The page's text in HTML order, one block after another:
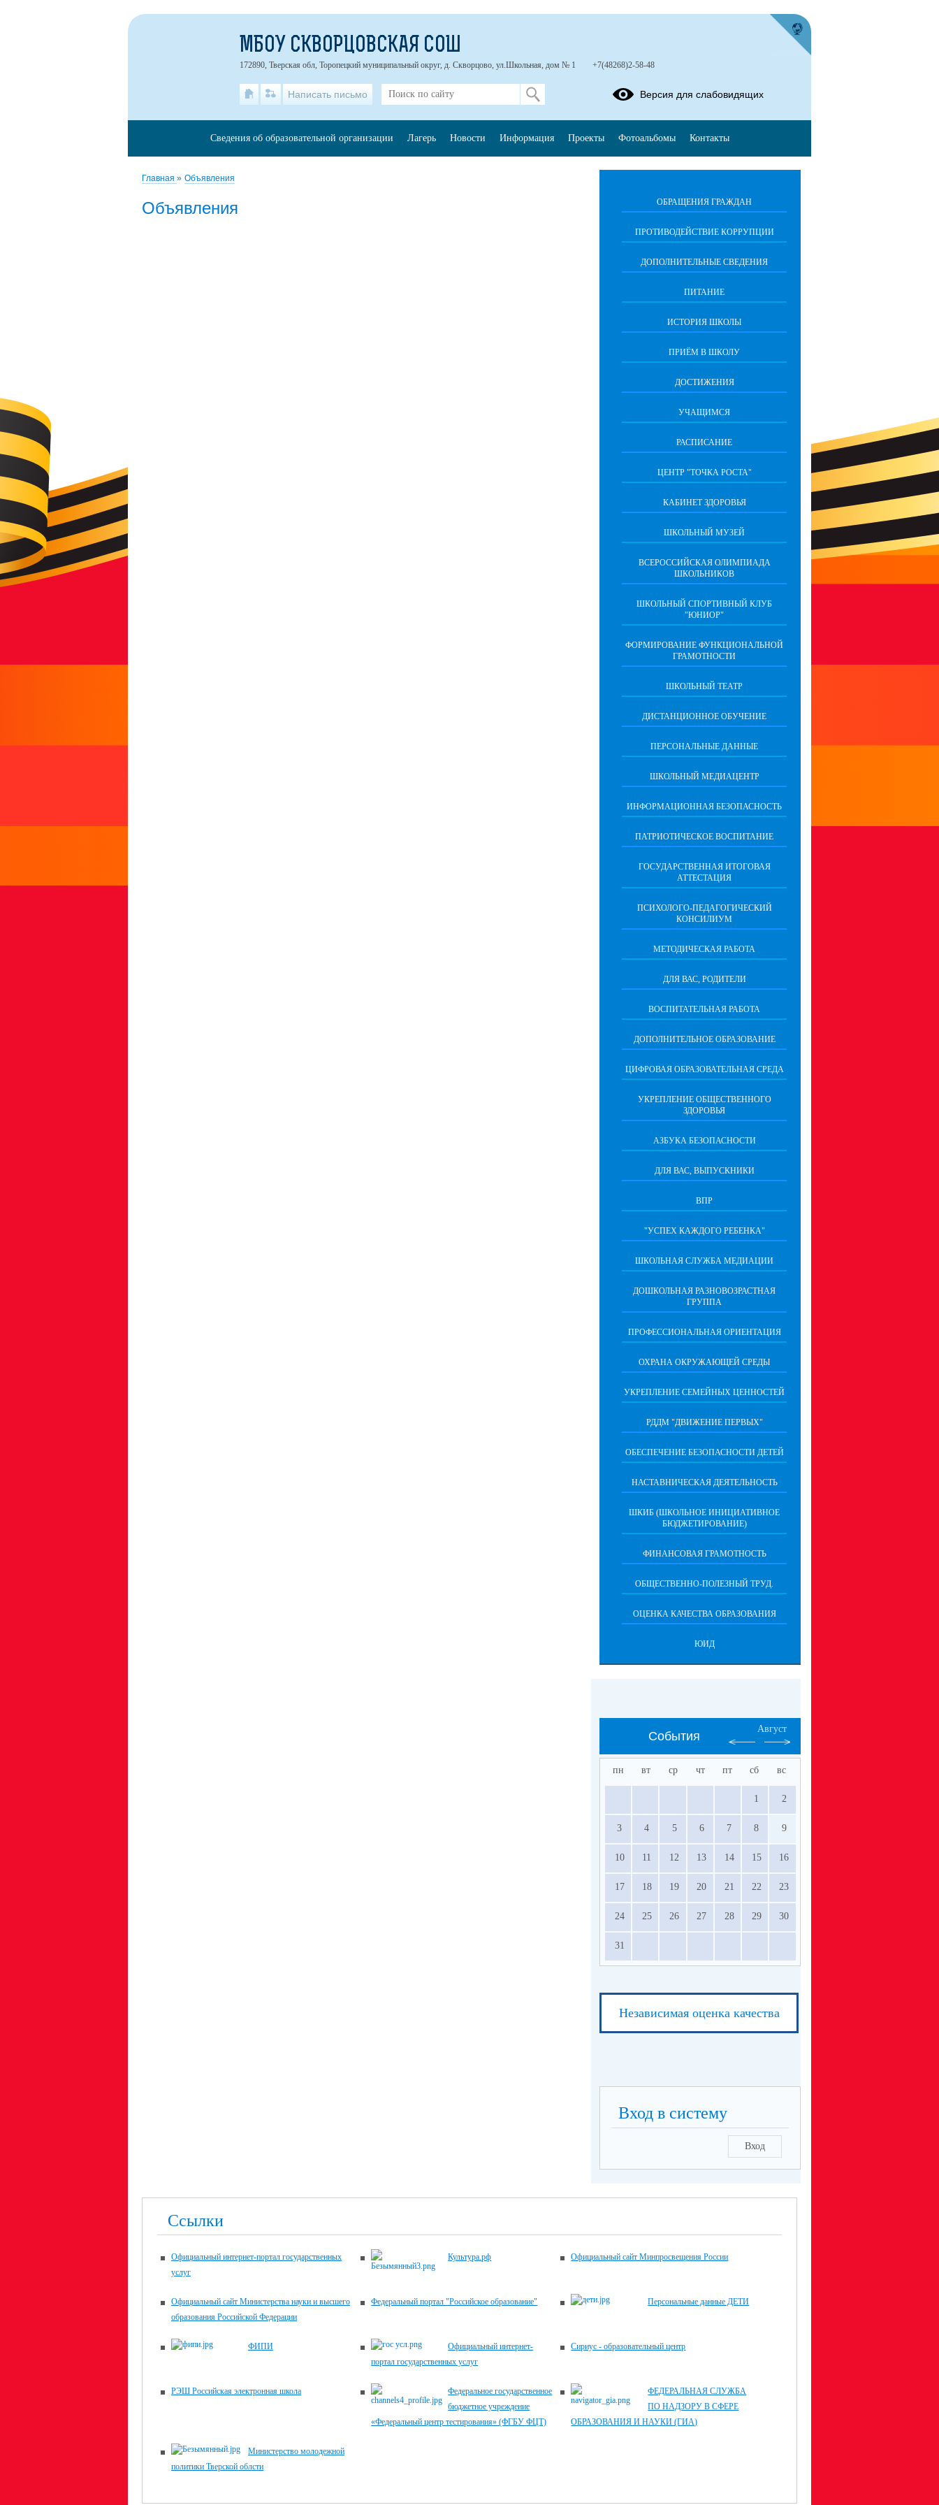
Главная » Объявления
Объявления ОБРАЩЕНИЯ ГРАЖДАН
ПРОТИВОДЕЙСТВИЕ КОРРУПЦИИ
ДОПОЛНИТЕЛЬНЫЕ СВЕДЕНИЯ
ПИТАНИЕ
ИСТОРИЯ ШКОЛЫ
ПРИЁМ В ШКОЛУ
ДОСТИЖЕНИЯ
УЧАЩИМСЯ
РАСПИСАНИЕ
ЦЕНТР "ТОЧКА РОСТА"
КАБИНЕТ ЗДОРОВЬЯ
ШКОЛЬНЫЙ МУЗЕЙ
ВСЕРОССИЙСКАЯ ОЛИМПИАДА
ШКОЛЬНИКОВ
ШКОЛЬНЫЙ СПОРТИВНЫЙ КЛУБ
"ЮНИОР"
ФОРМИРОВАНИЕ ФУНКЦИОНАЛЬНОЙ
ГРАМОТНОСТИ
ШКОЛЬНЫЙ ТЕАТР
ДИСТАНЦИОННОЕ ОБУЧЕНИЕ
ПЕРСОНАЛЬНЫЕ ДАННЫЕ
ШКОЛЬНЫЙ МЕДИАЦЕНТР
ИНФОРМАЦИОННАЯ БЕЗОПАСНОСТЬ
ПАТРИОТИЧЕСКОЕ ВОСПИТАНИЕ
ГОСУДАРСТВЕННАЯ ИТОГОВАЯ
АТТЕСТАЦИЯ
ПСИХОЛОГО-ПЕДАГОГИЧЕСКИЙ
КОНСИЛИУМ
МЕТОДИЧЕСКАЯ РАБОТА
ДЛЯ ВАС, РОДИТЕЛИ
ВОСПИТАТЕЛЬНАЯ РАБОТА
ДОПОЛНИТЕЛЬНОЕ ОБРАЗОВАНИЕ
ЦИФРОВАЯ ОБРАЗОВАТЕЛЬНАЯ СРЕДА
УКРЕПЛЕНИЕ ОБЩЕСТВЕННОГО
ЗДОРОВЬЯ
АЗБУКА БЕЗОПАСНОСТИ
ДЛЯ ВАС, ВЫПУСКНИКИ
ВПР
"УСПЕХ КАЖДОГО РЕБЕНКА"
ШКОЛЬНАЯ СЛУЖБА МЕДИАЦИИ
ДОШКОЛЬНАЯ РАЗНОВОЗРАСТНАЯ
ГРУППА
ПРОФЕССИОНАЛЬНАЯ ОРИЕНТАЦИЯ
ОХРАНА ОКРУЖАЮЩЕЙ СРЕДЫ
УКРЕПЛЕНИЕ СЕМЕЙНЫХ ЦЕННОСТЕЙ
РДДМ "ДВИЖЕНИЕ ПЕРВЫХ"
ОБЕСПЕЧЕНИЕ БЕЗОПАСНОСТИ ДЕТЕЙ
НАСТАВНИЧЕСКАЯ ДЕЯТЕЛЬНОСТЬ
ШКИБ (ШКОЛЬНОЕ ИНИЦИАТИВНОЕ
БЮДЖЕТИРОВАНИЕ)
ФИНАНСОВАЯ ГРАМОТНОСТЬ
ОБЩЕСТВЕННО-ПОЛЕЗНЫЙ ТРУД.
ОЦЕНКА КАЧЕСТВА ОБРАЗОВАНИЯ
ЮИД
События
Август
пн вт ср чт пт сб вс
1 2
3 4 5 6 7 8 9
10 11 12 13 14 15 16
17 18 19 20 21 22 23
24 25 26 27 28 29 30
31
Независимая оценка качества
Вход в систему
Вход
Ссылки
Официальный интернет-портал государственных
услуг
Культура.рф Официальный сайт Минпросвещения России
Официальный сайт Министерства науки и высшего
образования Российской Федерации
Федеральный портал "Российское образование" Персональные данные ДЕТИ
ФИПИ
Официальный интернет-
портал государственных услуг
Сириус - образовательный центр
РЭШ Российская электронная школа
Федеральное государственное
бюджетное учреждение
«Федеральный центр тестирования» (ФГБУ ФЦТ)
ФЕДЕРАЛЬНАЯ СЛУЖБА
ПО НАДЗОРУ В СФЕРЕ
ОБРАЗОВАНИЯ И НАУКИ (ГИА)
Министерство молодежной
политики Тверской облсти
МБОУ СКВОРЦОВСКАЯ СОШ
172890, Тверская обл, Торопецкий муниципальный округ, д. Скворцово, ул.Школьная, дом № 1 +7(48268)2-58-48
Написать письмо Версия для слабовидящих
Сведения об образовательной организации Лагерь Новости Информация Проекты Фотоальбомы Контакты